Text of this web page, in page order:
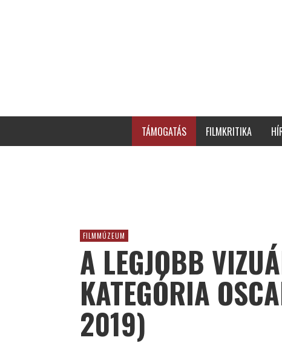
TÁMOGATÁS FILMKRITIKA
FILMMÚZEUM
A LEGJOBB
KATEGÓRIA
2019)